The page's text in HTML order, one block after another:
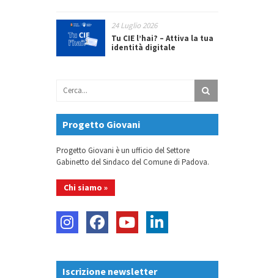
24 Luglio 2026
Tu CIE l’hai? – Attiva la tua
identità digitale
Progetto Giovani
Progetto Giovani è un ufficio del Settore
Gabinetto del Sindaco del Comune di Padova.
Chi siamo »
Iscrizione newsletter